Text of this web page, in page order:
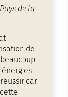
de la
de
énergies
car